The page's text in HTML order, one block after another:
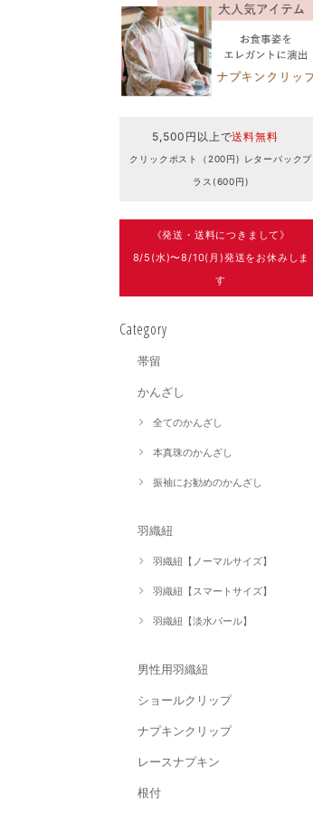
5,500円以上で送料無料
クリックポスト（200円) レターパックプ
ラス(600円)
《発送・送料につきまして》
8/5(水)〜8/10(月)発送をお休みしま
す
Category
帯留
かんざし
全てのかんざし
本真珠のかんざし
振袖にお勧めのかんざし
羽織紐
羽織紐【ノーマルサイズ】
羽織紐【スマートサイズ】
羽織紐【淡水パール】
男性用羽織紐
ショールクリップ
ナプキンクリップ
レースナプキン
根付